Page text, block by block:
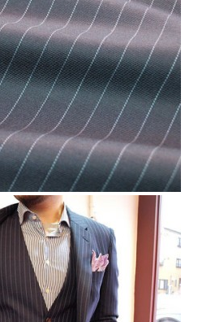
う芸能人ランキング
ばれたのは？